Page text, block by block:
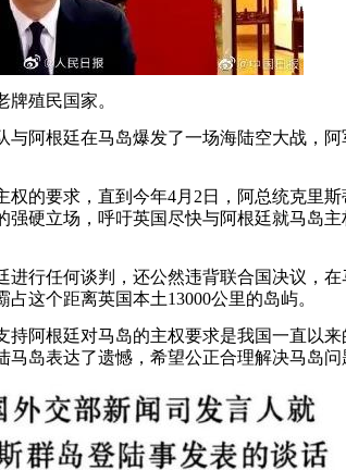
殖民国家。
阿根廷在马岛爆发了一场海陆空大战，阿
的要求，直到今年4月2日，阿总统克里斯
强硬立场，呼吁英国尽快与阿根廷就马岛主
行任何谈判，还公然违背联合国决议，在
这个距离英国本土13000公里的岛屿。
阿根廷对马岛的主权要求是我国一直以来
岛表达了遗憾，希望公正合理解决马岛问